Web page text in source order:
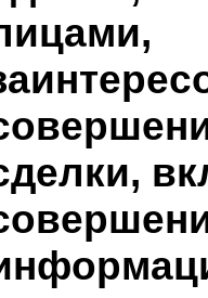
ценную
сумму
бумагам
нет